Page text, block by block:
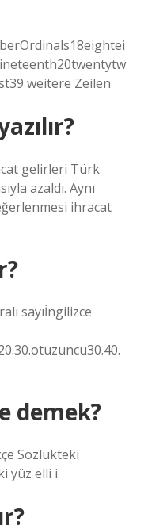
weitere Zeilen
gelirleri Türk
azaldı. Aynı
ihracat
sayıİngilizce
demek?
Sözlükteki
yüz elli i.